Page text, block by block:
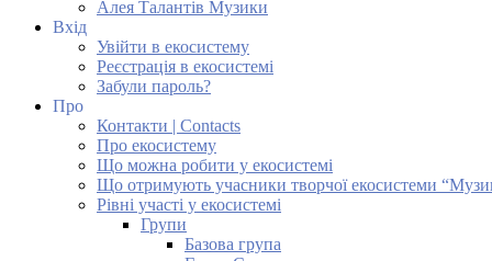
Алея Талантів Музики
Вхід
Увійти в екосистему
Реєстрація в екосистемі
Забули пароль?
Про
Контакти | Contacts
Про екосистему
Що можна робити у екосистемі
Що отримують учасники творчої екосистеми
Рівні участі у екосистемі
Групи
Базова група